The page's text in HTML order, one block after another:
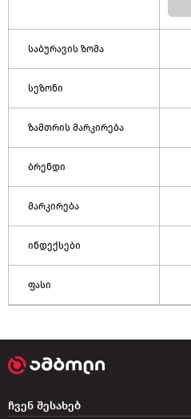
საბურავის ზომა
სეზონი
ზამთრის მარკირება
ბრენდი
მარკირება
ინდექსები
ფასი
ჩვენ შესახებ